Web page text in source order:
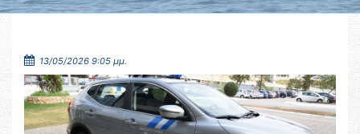
13/05/2026 9:05 μμ.